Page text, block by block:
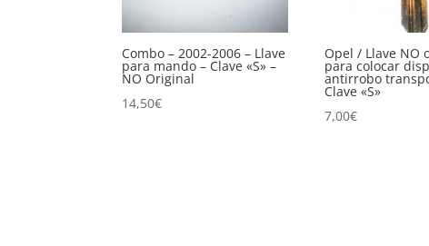
Combo – 2002-2006 – Llave
para mando – Clave «S» –
NO Original
14,50€
Opel / Llave NO
para colocar
antirrobo
Clave «S»
7,00€